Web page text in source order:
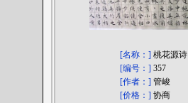
[名称：] 桃花源诗
[编号：] 357
[作者：] 管峻
[价格：] 协商